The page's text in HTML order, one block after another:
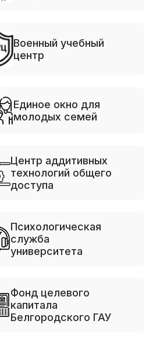
Военный учебный
центр
Единое окно для
молодых семей
Центр аддитивных
технологий общего
доступа
Психологическая
служба
университета
Фонд целевого
капитала
Белгородского ГАУ